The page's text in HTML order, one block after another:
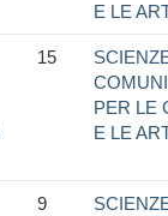
E LE
15
PER LE
E LE
9